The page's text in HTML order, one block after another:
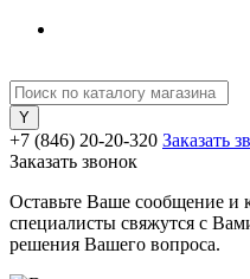
+7 (846) 20-20-320 Заказать
Заказать звонок
Оставьте Ваше сообщение и
специалисты свяжутся с
решения Вашего вопроса.